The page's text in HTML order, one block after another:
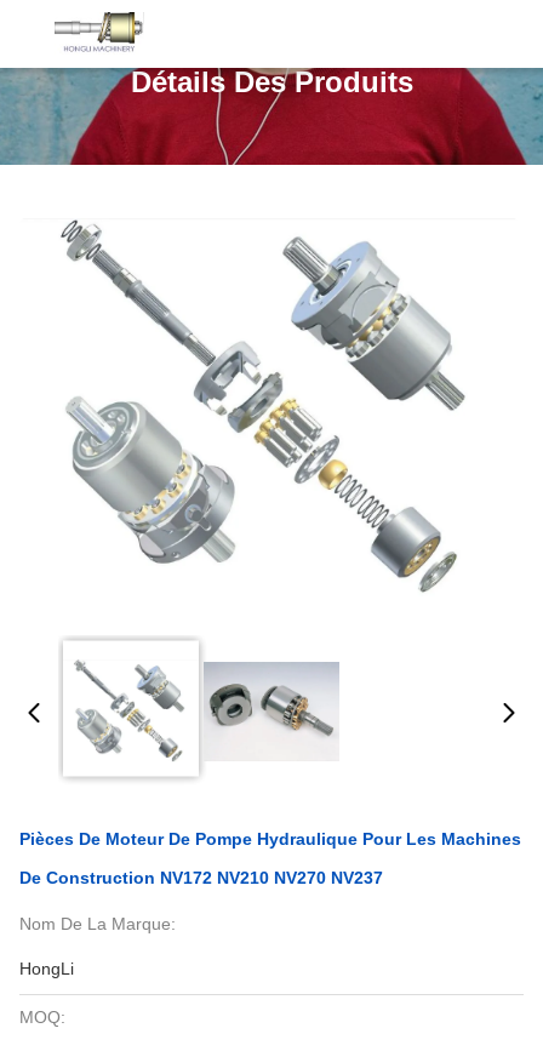
Détails Des Produits
Pièces De Moteur De Pompe Hydraulique Pour Les Machines
De Construction NV172 NV210 NV270 NV237
Nom De La Marque:
HongLi
MOQ: